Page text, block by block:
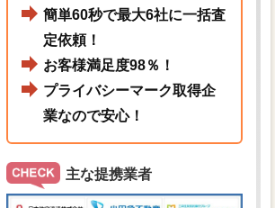
簡単60秒で最大6社に一括査
定依頼！
お客様満足度98％！
プライバシーマーク取得企
業なので安心！
主な提携業者